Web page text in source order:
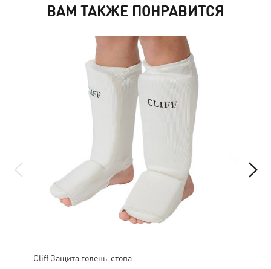
ВАМ ТАКЖЕ ПОНРАВИТСЯ
Cliff Защита голень-стопа